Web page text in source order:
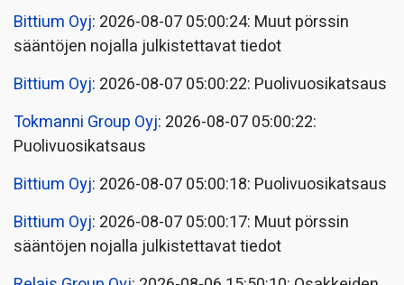
Bittium Oyj: 2026-08-07 05:00:24: Muut pörssin
sääntöjen nojalla julkistettavat tiedot
Bittium Oyj: 2026-08-07 05:00:22: Puolivuosikatsaus
Tokmanni Group Oyj: 2026-08-07 05:00:22:
Puolivuosikatsaus
Bittium Oyj: 2026-08-07 05:00:18: Puolivuosikatsaus
Bittium Oyj: 2026-08-07 05:00:17: Muut pörssin
sääntöjen nojalla julkistettavat tiedot